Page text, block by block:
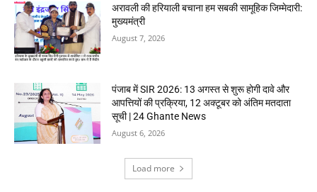
अरावली की हरियाली बचाना हम सबकी सामूहिक जिम्मेदारी:
मुख्यमंत्री
August 7, 2026
पंजाब में SIR 2026: 13 अगस्त से शुरू होगी दावे और
आपत्तियों की प्रक्रिया, 12 अक्टूबर को अंतिम मतदाता
सूची | 24 Ghante News
August 6, 2026
Load more